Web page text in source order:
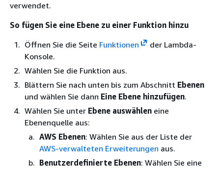
verwendet.
So fügen Sie eine Ebene zu einer Funktion hinzu
Öffnen Sie die Seite Funktionen
der Lambda-
Konsole.
Wählen Sie die Funktion aus.
Blättern Sie nach unten bis zum Abschnitt Ebenen
und wählen Sie dann Eine Ebene hinzufügen.
Wählen Sie unter Ebene auswählen eine
Ebenenquelle aus:
AWS Ebenen: Wählen Sie aus der Liste der
AWS-verwalteten Erweiterungen aus.
Benutzerdefinierte Ebenen: Wählen Sie eine